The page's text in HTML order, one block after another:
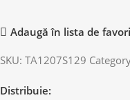
Adaugă în lista de
SKU: TA1207S129
Distribuie: